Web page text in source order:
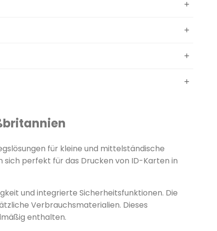
für kleine und mittelständische
perfekt für das Drucken von ID-Karten in
und integrierte Sicherheitsfunktionen. Die
Verbrauchsmaterialien. Dieses
enthalten.